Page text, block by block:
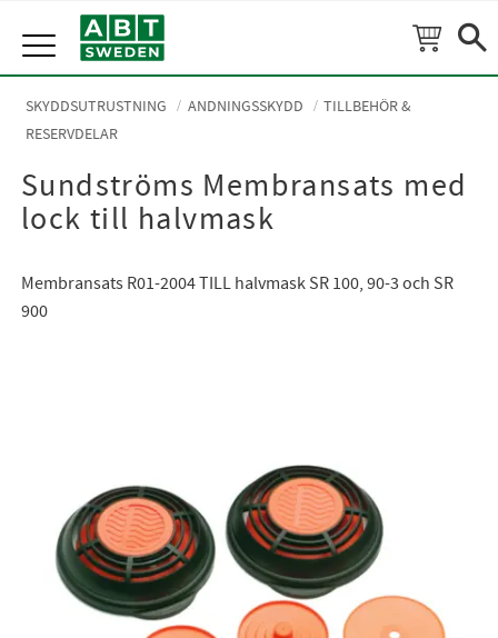
Meny
SKYDDSUTRUSTNING ANDNINGSSKYDD
TILLBEHÖR &
RESERVDELAR
Sundströms Membransats med
lock till halvmask
Membransats R01-2004 TILL halvmask SR 100, 90-3 och SR
900